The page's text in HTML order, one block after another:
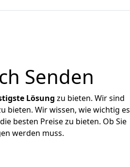
Senden
Lösung zu bieten. Wir sind
bieten. Wir wissen, wie wichtig es
besten Preise zu bieten. Ob Sie
werden muss.